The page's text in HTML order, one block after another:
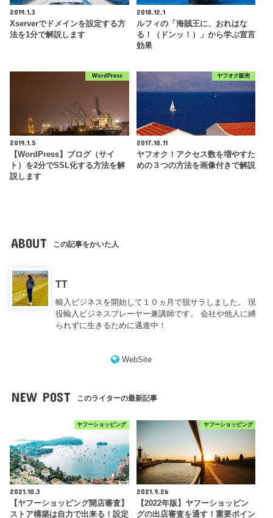
2019.1.3
Xserverでドメインを設定する方
法を1分で解説します
2018.12.1
ルフィの「海賊王に、おれはな
る！（ドンッ！）」から学ぶ宣言
効果
WordPress
2019.1.5
【WordPress】ブログ（サイ
ト）を2分でSSL化する方法を解
説します
ヤフオク販売
2017.10.11
ヤフオク！アクセス数を増やすた
めの３つの方法を画像付きで解説
ABOUT この記事をかいた人
TT
輸入ビジネスを開始して１０ヵ月で脱サラしました。 現
役輸入ビジネスプレーヤー兼講師です。 会社や他人に縛
られずに生きるために邁進中！
WebSite
NEW POST このライターの最新記事
ヤフーショッピング
2021.10.3
【ヤフーショッピング開店審査】
ストア構築は自力で出来る！設定
ヤフーショッピング
2021.9.26
【2022年版】ヤフーショッピン
グの出店審査を通す！重要ポイン